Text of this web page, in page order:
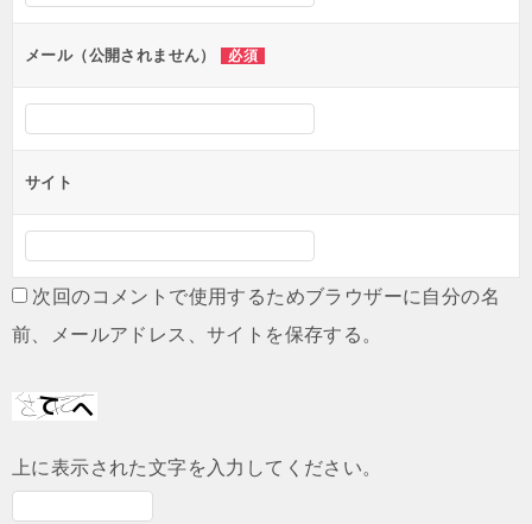
ンメール（公開されません） 必須
サイト
次回のコメントで使用するためブラウザーに自分の名
前、メールアドレス、サイトを保存する。
上に表示された文字を入力してください。